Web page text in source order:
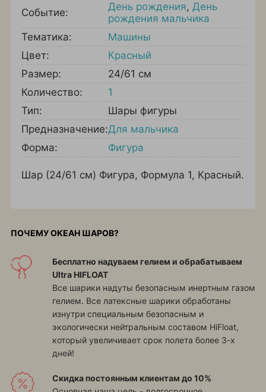
Событие: День рождения, День
рождения мальчика
Тематика:
Машины
Цвет:
Красный
Размер:
24/61 см
Количество:
1
Тип:
Шары фигуры
Предназначение:Для мальчика
Форма:
Фигура
Шар (24/61 см) Фигура, Формула 1, Красный.
ПОЧЕМУ ОКЕАН ШАРОВ?
Бесплатно надуваем гелием и обрабатываем
Ultra HIFLOAT
Все шарики надуты безопасным инертным газом
гелием. Все латексные шарики обработаны
изнутри специальным безопасным и
экологически нейтральным составом HiFloat,
который увеличивает срок полета более 3-х
дней!
Скидка постоянным клиентам до 10%